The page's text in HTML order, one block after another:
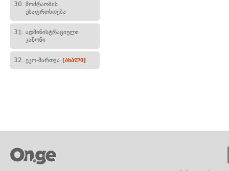
30. მოძრაობის
უსაფრთხოება
31. ადმინისტრაციული
კანონი
32. ეკო-მართვა [ახალი]